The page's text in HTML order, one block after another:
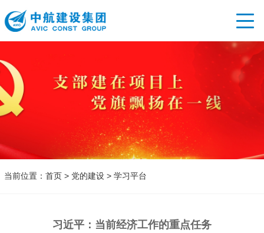
人才
当前位置： 首页> 党的建设> 学习平台
习近平：当前经济工作的重点任务